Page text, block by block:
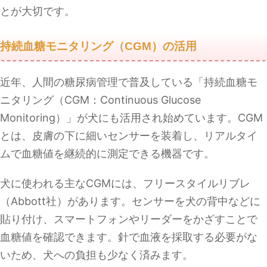
とが大切です。
持続血糖モニタリング（CGM）の活用
近年、人間の糖尿病管理で普及している「持続血糖モ
ニタリング（CGM：Continuous Glucose
Monitoring）」が犬にも活用され始めています。CGM
とは、皮膚の下に細いセンサーを装着し、リアルタイ
ムで血糖値を継続的に測定できる機器です。
犬に使われる主なCGMには、フリースタイルリブレ
（Abbott社）があります。センサーを犬の背中などに
貼り付け、スマートフォンやリーダーをかざすことで
血糖値を確認できます。針で血液を採取する必要がな
いため、犬への負担も少なく済みます。